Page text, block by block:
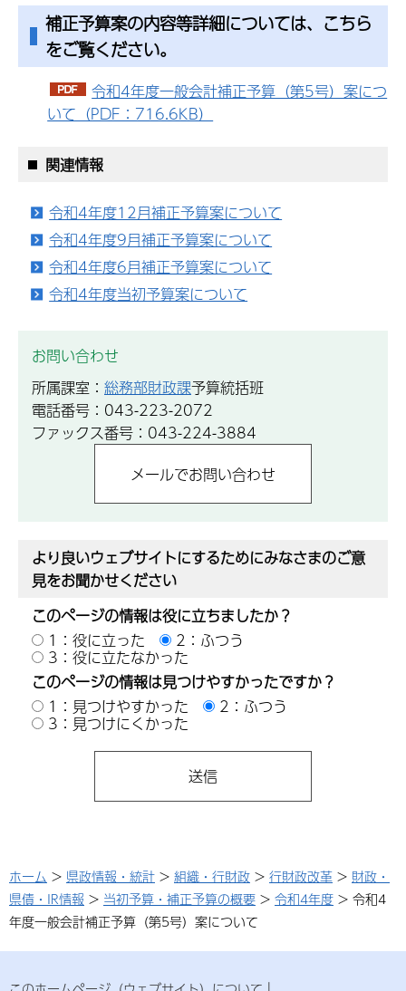
補正予算案の内容等詳細については、こちら
をご覧ください。
令和4年度一般会計補正予算（第5号）案につ
いて（PDF：716.6KB）
関連情報
令和4年度12月補正予算案について
令和4年度9月補正予算案について
令和4年度6月補正予算案について
令和4年度当初予算案について
お問い合わせ
所属課室： 総務部財政課予算統括班
電話番号：043-223-2072
ファックス番号：043-224-3884
より良いウェブサイトにするためにみなさまのご意
見をお聞かせください
このページの情報は役に立ちましたか？
1：役に立った
2：ふつう
3：役に立たなかった
このページの情報は見つけやすかったですか？
1：見つけやすかった
2：ふつう
3：見つけにくかった
ホーム > 県政情報・統計 > 組織・行財政 > 行財政改革 > 財政・
県債・IR情報 > 当初予算・補正予算の概要 > 令和4年度 > 令和4
年度一般会計補正予算（第5号）案について